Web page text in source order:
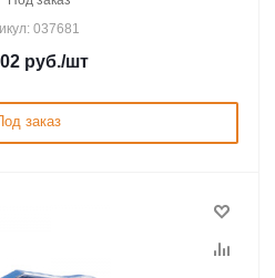
037681
руб./шт
заказ